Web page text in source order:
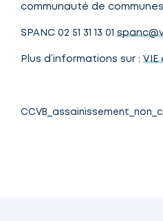
communauté de
SPANC 02 51 31 13 01
Plus d’informations sur : VIE